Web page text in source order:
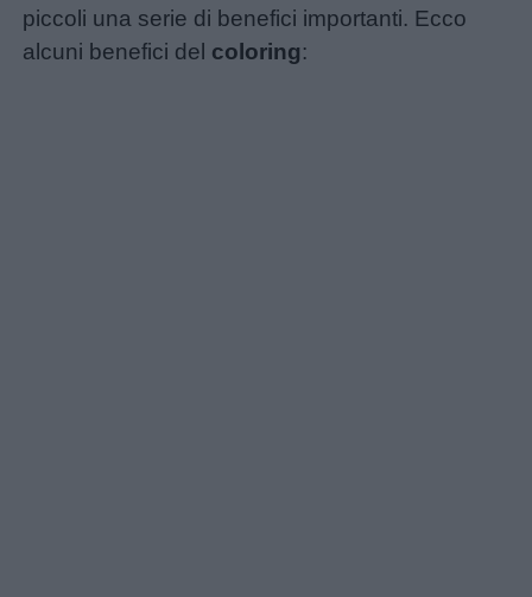
piccoli una serie di benefici importanti. Ecco
alcuni benefici del coloring: